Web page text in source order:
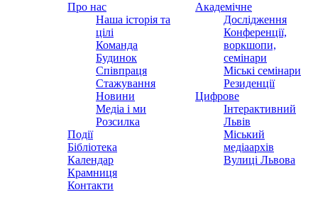
Про нас
Наша історія та
цілі
Команда
Будинок
Співпраця
Стажування
Новини
Медіа і ми
Розсилка
Події
Бібліотека
Календар
Крамниця
Контакти
Академічне
Дослідження
Конференції,
воркшопи,
семінари
Міські семінари
Резиденції
Цифрове
Інтерактивний
Львів
Міський
медіаархів
Вулиці Львова